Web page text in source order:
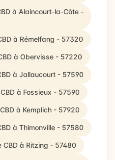
à Alaincourt-la-Côte -
à Rémelfang - 57320
à Obervisse - 57220
à Jallaucourt - 57590
à Fossieux - 57590
à Kemplich - 57920
à Thimonville - 57580
à Ritzing - 57480